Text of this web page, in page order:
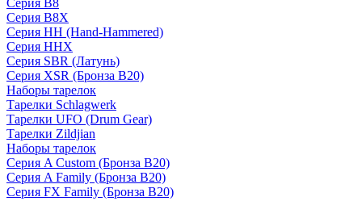
Серия B8
Серия B8X
Серия HH (Hand-Hammered)
Серия HHX
Серия SBR (Латунь)
Серия XSR (Бронза B20)
Наборы тарелок
Тарелки Schlagwerk
Тарелки UFO (Drum Gear)
Тарелки Zildjian
Наборы тарелок
Серия A Custom (Бронза B20)
Серия A Family (Бронза B20)
Серия FX Family (Бронза B20)